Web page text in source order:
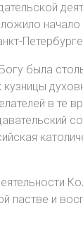
была
в те
пастве и